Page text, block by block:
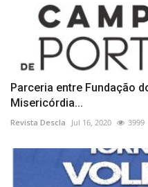
Parceria entre Fundação
Misericórdia...
Revista Descla Jul 16, 2020 3999